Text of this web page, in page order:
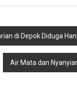
di Depok Diduga
Air Mata dan